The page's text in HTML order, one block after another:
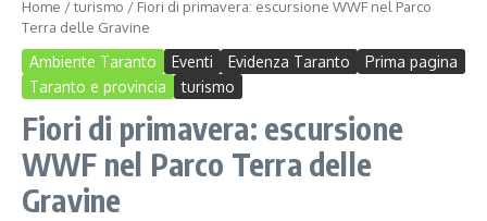
Home /turismo / Fiori di primavera: escursione WWF nel Parco
Terra delle Gravine
Ambiente Taranto Eventi Evidenza Taranto
Prima pagina
Taranto e provincia
turismo
Fiori di primavera: escursione
WWF nel Parco Terra delle
Gravine